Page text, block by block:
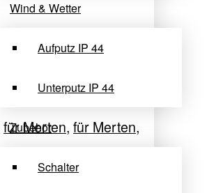
Wind & Wetter
Aufputz IP 44
Unterputz IP 44
Zubehör
Schalter
für Merten, für Merten,